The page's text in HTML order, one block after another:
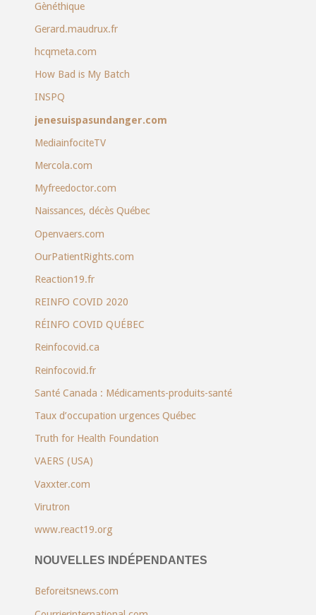
Gènéthique
Gerard.maudrux.fr
hcqmeta.com
How Bad is My Batch
INSPQ
jenesuispasundanger.com
MediainfociteTV
Mercola.com
Myfreedoctor.com
Naissances, décès Québec
Openvaers.com
OurPatientRights.com
Reaction19.fr
REINFO COVID 2020
RÉINFO COVID QUÉBEC
Reinfocovid.ca
Reinfocovid.fr
Santé Canada : Médicaments-produits-santé
Taux d’occupation urgences Québec
Truth for Health Foundation
VAERS (USA)
Vaxxter.com
Virutron
www.react19.org
NOUVELLES INDÉPENDANTES
Beforeitsnews.com